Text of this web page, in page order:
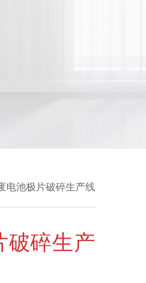
电池极片破碎生产线
破碎生产